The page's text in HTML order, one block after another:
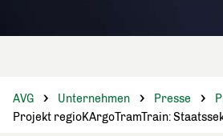
AVG Unternehmen Presse
Projekt regioKArgoTramTrain: